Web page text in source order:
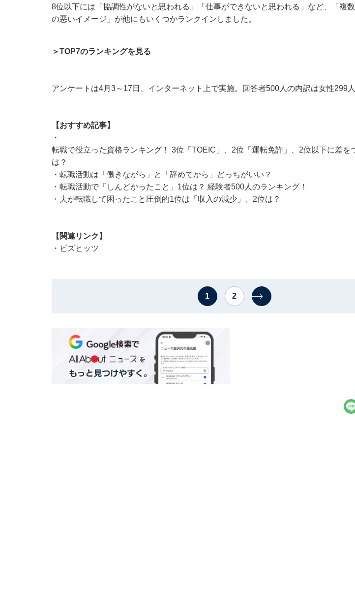
8位以下には「協調性がないと思われる」「仕事ができないと思われる」など、「複
の悪いイメージ」が他にもいくつかランクインしました。
＞TOP7のランキングを見る
アンケートは4月3～17日、インターネット上で実施。回答者500人の内訳は女性299人
【おすすめ記事】
・
転職で役立った資格ランキング！ 3位「TOEIC」、2位「運転免許」、2位以下に差を
は？
・ 転職活動は「働きながら」と「辞めてから」どっちがいい？
・ 転職活動で「しんどかったこと」1位は？ 経験者500人のランキング！
・ 夫が転職して困ったこと圧倒的1位は「収入の減少」、2位は？
【関連リンク】
・ ビズヒッツ
1 2